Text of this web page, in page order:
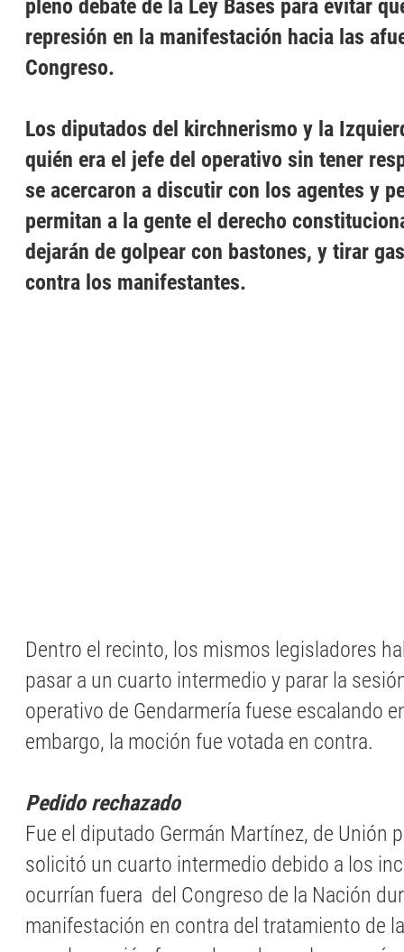
pleno debate de la Ley Bases para evitar
represión en la manifestación hacia las
Congreso.
Los diputados del kirchnerismo y la
quién era el jefe del operativo sin tener
se acercaron a discutir con los agentes y
permitan a la gente el derecho
dejarán de golpear con bastones, y tirar
contra los manifestantes.
Dentro el recinto, los mismos legisladores
pasar a un cuarto intermedio y parar la
operativo de Gendarmería fuese escalando
embargo, la moción fue votada en contra.
Pedido rechazado
Fue el diputado Germán Martínez, de Unión
solicitó un cuarto intermedio debido a los
ocurrían fuera del Congreso de la Nación
manifestación en contra del tratamiento de